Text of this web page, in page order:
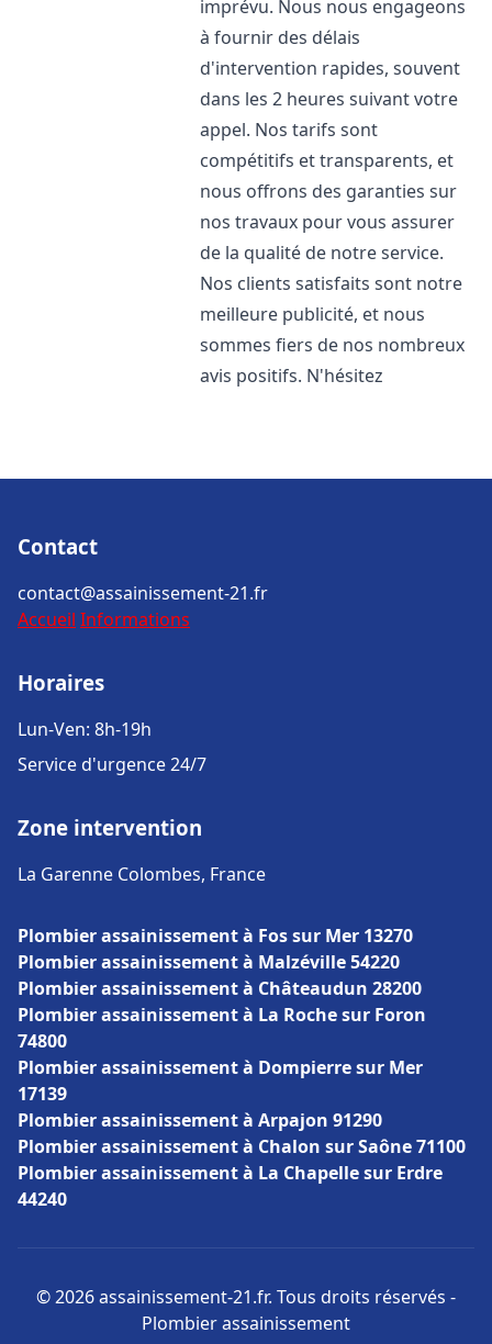
imprévu. Nous nous engageons
à fournir des délais
d'intervention rapides, souvent
dans les 2 heures suivant votre
appel. Nos tarifs sont
compétitifs et transparents, et
nous offrons des garanties sur
nos travaux pour vous assurer
de la qualité de notre service.
Nos clients satisfaits sont notre
meilleure publicité, et nous
sommes fiers de nos nombreux
avis positifs. N'hésitez
Contact
contact@assainissement-21.fr
Accueil Informations
Horaires
Lun-Ven: 8h-19h
Service d'urgence 24/7
Zone intervention
La Garenne Colombes, France
Plombier assainissement à Fos sur Mer 13270
Plombier assainissement à Malzéville 54220
Plombier assainissement à Châteaudun 28200
Plombier assainissement à La Roche sur Foron
74800
Plombier assainissement à Dompierre sur Mer
17139
Plombier assainissement à Arpajon 91290
Plombier assainissement à Chalon sur Saône 71100
Plombier assainissement à La Chapelle sur Erdre
44240
© 2026 assainissement-21.fr. Tous droits réservés -
Plombier assainissement